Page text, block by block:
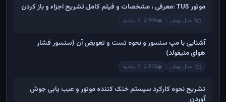
موتور TU5 :معرفی ، مشخصات و فیلم کامل تشریح اجزاء و باز کردن
5 سال پیش 612,946 بازدید
آشنایی با مپ سنسور و نحوه تست و تعویض آن (سنسور فشار
هوای منیفولد)
7 سال پیش 612,372 بازدید
تشریح نحوه کارکرد سیستم خنک کننده موتور و عیب یابی جوش
آوردن